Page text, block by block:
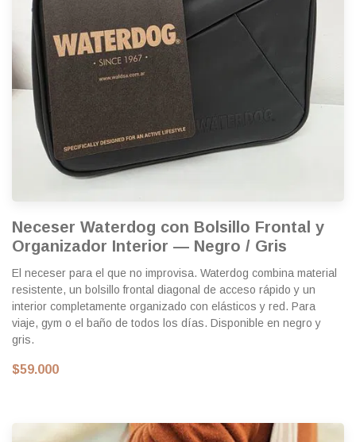
Neceser Waterdog con Bolsillo Frontal y
Organizador Interior — Negro / Gris
El neceser para el que no improvisa. Waterdog combina material
resistente, un bolsillo frontal diagonal de acceso rápido y un
interior completamente organizado con elásticos y red. Para
viaje, gym o el baño de todos los días. Disponible en negro y
gris.
$59.000